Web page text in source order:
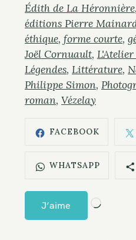
Édith de La Héronnière
éditions Pierre
éthique forme courte
Joël Cornuault
Légendes Littérature
Philippe Simon
roman Vézelay
FACEBOOK
WHATSAPP
J’aime
C